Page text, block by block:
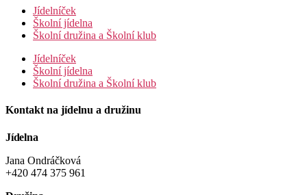
Jídelníček
Školní jídelna
Školní družina a Školní klub
Jídelníček
Školní jídelna
Školní družina a Školní klub
Kontakt na jídelnu a družinu
Jídelna
Jana Ondráčková
+420 474 375 961